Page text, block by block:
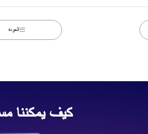
العودة
كيف يمكننا